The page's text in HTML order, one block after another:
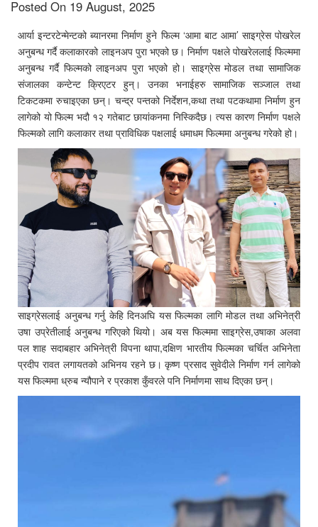
Posted On 19 August, 2025
आर्या इन्टरटेन्मेन्टको ब्यानरमा निर्माण हुने फिल्म ‘आमा बाट आमा’ साइग्रेस पोखरेल
अनुबन्ध गर्दै कलाकारको लाइनअप पुरा भएको छ। निर्माण पक्षले पोखरेललाई फिल्ममा
अनुबन्ध गर्दै फिल्मको लाइनअप पुरा भएको हो। साइग्रेस मोडल तथा सामाजिक
संजालका कन्टेन्ट क्रिएटर हुन्। उनका भनाईहरु सामाजिक सञ्जाल तथा
टिकटकमा रुचाइएका छन्। चन्द्र पन्तको निर्देशन,कथा तथा पटकथामा निर्माण हुन
लागेको यो फिल्म भदौ १२ गतेबाट छायांकनमा निस्किदैछ। त्यस कारण निर्माण पक्षले
फिल्मको लागि कलाकार तथा प्राविधिक पक्षलाई धमाधम फिल्ममा अनुबन्ध गरेको हो।
साइग्रेसलाई अनुबन्ध गर्नु केहि दिनअघि यस फिल्मका लागि मोडल तथा अभिनेत्री
उषा उप्रेतीलाई अनुबन्ध गरिएको थियो। अब यस फिल्ममा साइग्रेस,उषाका अलवा
पल शाह सदाबहार अभिनेत्री विपना थापा,दक्षिण भारतीय फिल्मका चर्चित अभिनेता
प्रदीप रावत लगायतको अभिनय रहने छ। कृष्ण प्रसाद सुवेदीले निर्माण गर्न लागेको
यस फिल्ममा ध्रुब न्यौपाने र प्रकाश कुँवरले पनि निर्माणमा साथ दिएका छन्।